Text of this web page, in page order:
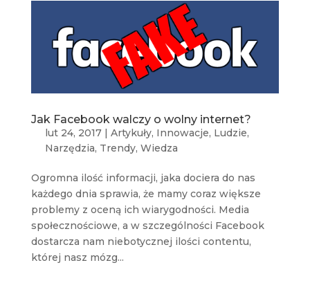
Jak Facebook walczy o wolny internet?
lut 24, 2017| Artykuły, Innowacje, Ludzie,
Narzędzia, Trendy, Wiedza
Ogromna ilość informacji, jaka dociera do nas
każdego dnia sprawia, że mamy coraz większe
problemy z oceną ich wiarygodności. Media
społecznościowe, a w szczególności Facebook
dostarcza nam niebotycznej ilości contentu,
której nasz mózg...